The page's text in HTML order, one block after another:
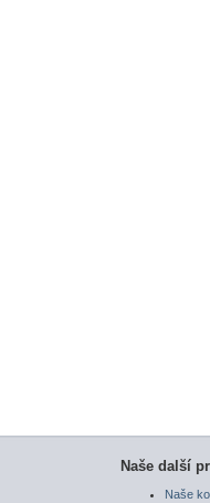
Naše další
Naše